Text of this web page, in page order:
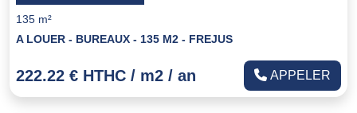
135 m²
A LOUER - BUREAUX - 135 M2 - FREJUS
222.22 € HTHC / m2 / an APPELER